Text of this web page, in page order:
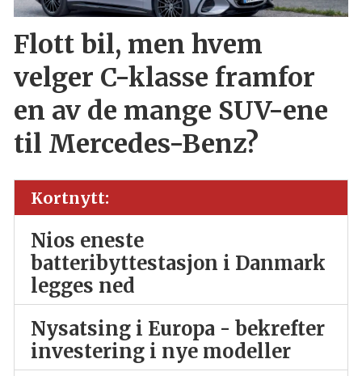
Flott bil, men hvem
velger C-klasse framfor
en av de mange SUV-ene
til Mercedes-Benz?
Kortnytt:
Nios eneste
batteribyttestasjon i Danmark
legges ned
Nysatsing i Europa - bekrefter
investering i nye modeller